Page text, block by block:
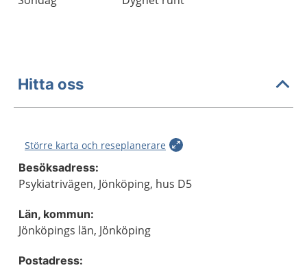
Hitta oss
Större karta och reseplanerare
Besöksadress:
Psykiatrivägen, Jönköping, hus D5
Län, kommun:
Jönköpings län, Jönköping
Postadress: